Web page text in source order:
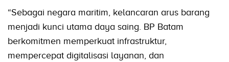
“Sebagai negara maritim, kelancaran arus barang
menjadi kunci utama daya saing. BP Batam
berkomitmen memperkuat infrastruktur,
mempercepat digitalisasi layanan, dan